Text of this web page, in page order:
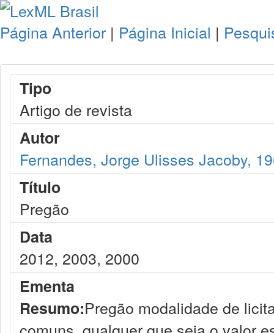
Página Anterior | Página Inicial |
Tipo
Artigo de revista
Autor
Fernandes, Jorge Ulisses Jacoby,
Título
Pregão
Data
2012, 2003, 2000
Ementa
Resumo:Pregão modalidade de